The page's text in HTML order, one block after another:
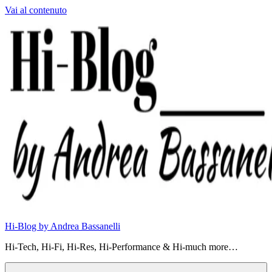
Vai al contenuto
Hi-Blog by Andrea Bassanelli
Hi-Tech, Hi-Fi, Hi-Res, Hi-Performance & Hi-much more…